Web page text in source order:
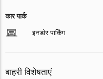
कार पार्क
इनडोर पार्किंग
बाहरी विशेषताएं